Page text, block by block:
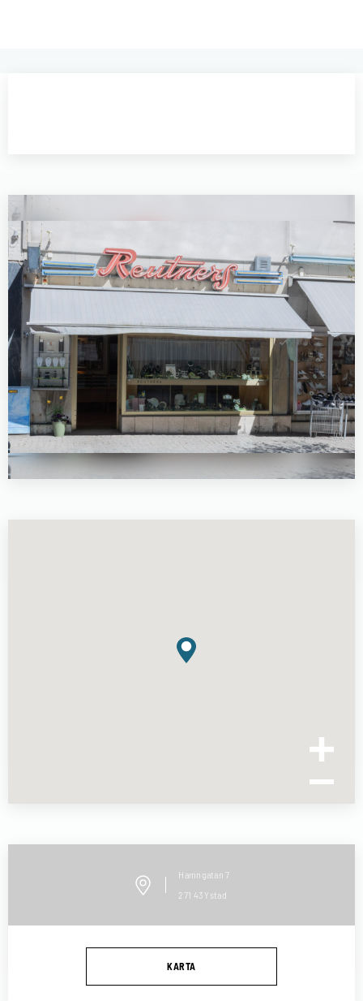
Hamngatan 7
271 43 Ystad
KARTA